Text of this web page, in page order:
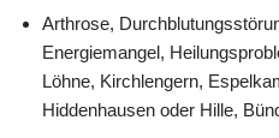
Arthrose,
Energiemangel,
Löhne, Kirchlengern,
Hiddenhausen oder Hille,